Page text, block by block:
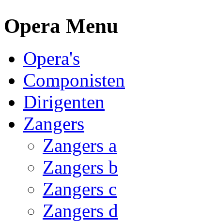
Opera Menu
Opera's
Componisten
Dirigenten
Zangers
Zangers a
Zangers b
Zangers c
Zangers d